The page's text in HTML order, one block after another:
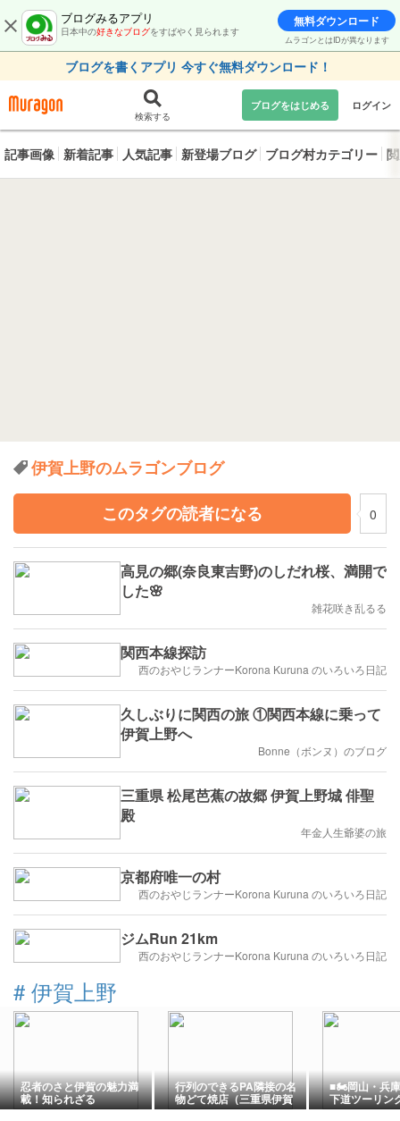
ブログみるアプリ
日本中の好きなブログをすばやく見られます
無料ダウンロード
ムラゴンとはIDが異なります
ブログを書くアプリ 今すぐ無料ダウンロード！
検索する
ブログをはじめる ログイン
記事画像 新着記事 人気記事 新登場ブログ ブログ村カテゴリー
伊賀上野のムラゴンブログ
このタグの読者になる
0
高見の郷(奈良東吉野)のしだれ桜、満開で
した🌸
雑花咲き乱るる
関西本線探訪
西のおやじランナーKorona Kuruna のいろいろ日記
久しぶりに関西の旅 ①関西本線に乗って
伊賀上野へ
Bonne（ボンヌ）のブログ
三重県 松尾芭蕉の故郷 伊賀上野城 俳聖
殿
年金人生爺婆の旅
京都府唯一の村
西のおやじランナーKorona Kuruna のいろいろ日記
ジムRun 21km
西のおやじランナーKorona Kuruna のいろいろ日記
# 伊賀上野
忍者のさと伊賀の魅力満
載！知られざる
「IGAMONO」に出会う
行列のできるPA隣接の名
物どて焼店（三重県伊賀
上野 味のお福）
■🏍️岡山・兵
下道ツーリン
①）名古屋～